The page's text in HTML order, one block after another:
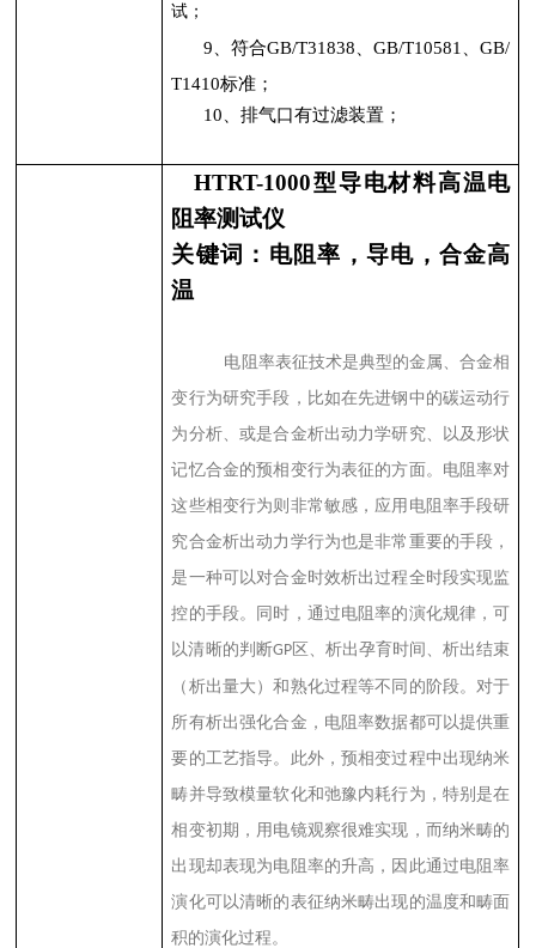
试；
9 、符合GB/T31838 、GB/T10581 、GB/
T1410标准；
10 、排气口有过滤装置；
HTRT-1000型导电材料高温电
阻率测试仪
关键词：电阻率，导电，合金高
温
电阻率表征技术是典型的金属、合金相
变行为研究手段，比如在先进钢中的碳运动行
为分析、或是合金析出动力学研究、以及形状
记忆合金的预相变行为表征的方面。电阻率对
这些相变行为则非常敏感，应用电阻率手段研
究合金析出动力学行为也是非常重要的手段，
是一种可以对合金时效析出过程全时段实现监
控的手段。同时，通过电阻率的演化规律，可
以清晰的判断GP区、析出孕育时间、析出结束
（析出量大）和熟化过程等不同的阶段。对于
所有析出强化合金，电阻率数据都可以提供重
要的工艺指导。此外，预相变过程中出现纳米
畴并导致模量软化和弛豫内耗行为，特别是在
相变初期，用电镜观察很难实现，而纳米畴的
出现却表现为电阻率的升高，因此通过电阻率
演化可以清晰的表征纳米畴出现的温度和畴面
积的演化过程。